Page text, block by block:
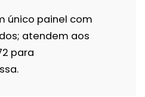
único painel com
atendem aos
para